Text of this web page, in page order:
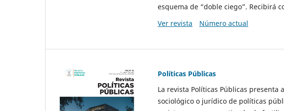
esquema de “doble ciego”. Recibirá
Ver revista
Número actual
Políticas Públicas
La revista Políticas Públicas
sociológico o jurídico de políticas